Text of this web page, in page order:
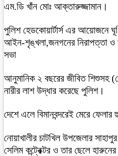
এম.ডি খাঁন মোঃ আক্তারুজ্জামান।
পুলিশ হেডকোয়ার্টার্স এর আয়োজনে
আইন-শৃঙ্খলা,জনগনের নিরাপত্তা ও
সভা
আনুমানিক ২ বছরের জীবিত শিশুসহ
নারীর লাশ উদ্ধার করেছে পুলিশ।
দেশে এলে বিমানবন্দরেই মেরে ফেলার
নোয়াখালীর চাটখিল উপজেলার
সেলিম কন্ট্রেক্টর ও তার ছেলে